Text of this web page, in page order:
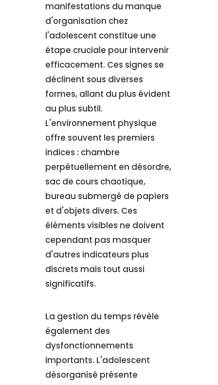
manifestations du manque
d'organisation chez
l'adolescent constitue une
étape cruciale pour intervenir
efficacement. Ces signes se
déclinent sous diverses
formes, allant du plus évident
au plus subtil.
L'environnement physique
offre souvent les premiers
indices : chambre
perpétuellement en désordre,
sac de cours chaotique,
bureau submergé de papiers
et d'objets divers. Ces
éléments visibles ne doivent
cependant pas masquer
d'autres indicateurs plus
discrets mais tout aussi
significatifs.
La gestion du temps révèle
également des
dysfonctionnements
importants. L'adolescent
désorganisé présente